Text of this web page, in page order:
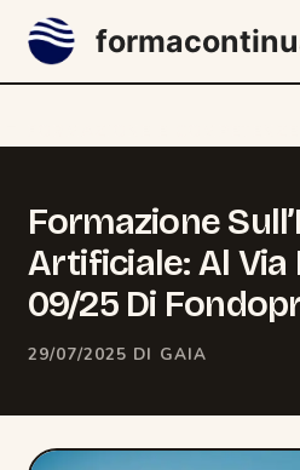
Formazione
Artificiale: Al Via
09/25 Di
29/07/2025 DI GAIA